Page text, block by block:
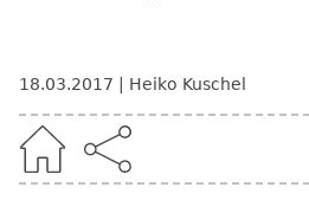
18.03.2017 Heiko Kuschel